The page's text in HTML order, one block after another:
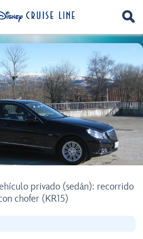
privado (sedán): recorrido
chofer (KR15)